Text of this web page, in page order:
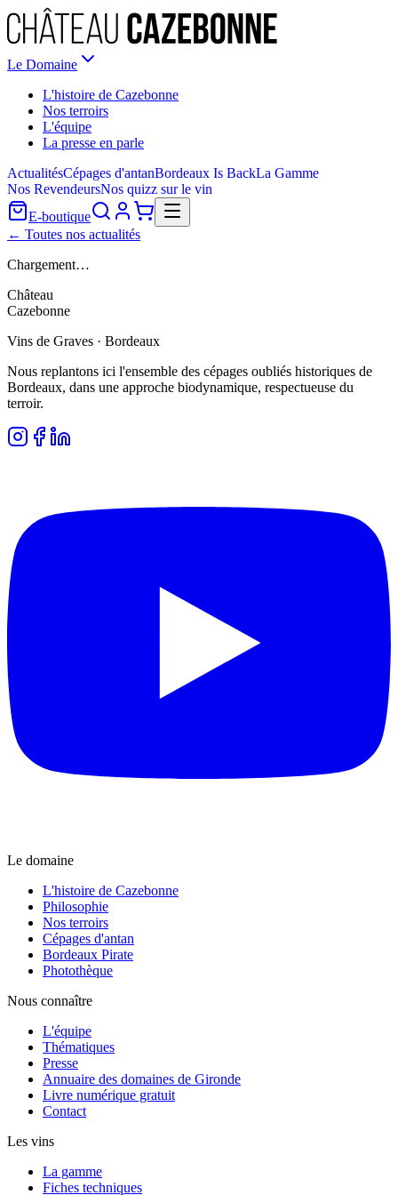
Le Domaine
L'histoire de Cazebonne
Nos terroirs
L'équipe
La presse en parle
ActualitésCépages d'antanBordeaux Is BackLa Gamme
Nos RevendeursNos quizz sur le vin
E-boutique
← Toutes nos actualités
Chargement…
Château
Cazebonne
Vins de Graves · Bordeaux
Nous replantons ici l'ensemble des cépages oubliés historiques de
Bordeaux, dans une approche biodynamique, respectueuse du
terroir.
Le domaine
L'histoire de Cazebonne
Philosophie
Nos terroirs
Cépages d'antan
Bordeaux Pirate
Photothèque
Nous connaître
L'équipe
Thématiques
Presse
Annuaire des domaines de Gironde
Livre numérique gratuit
Contact
Les vins
La gamme
Fiches techniques